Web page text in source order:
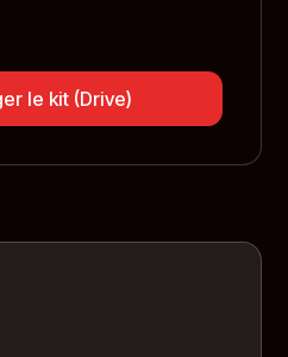
le kit (Drive)